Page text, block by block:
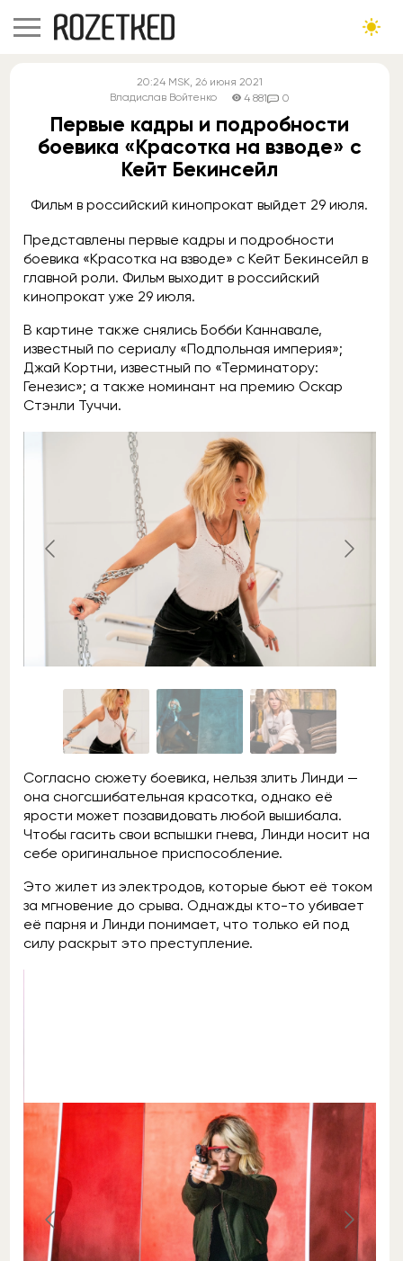
20:24 MSK, 26 июня 2021
Владислав Войтенко
4 881 0
Первые кадры и подробности
боевика «Красотка на взводе» с
Кейт Бекинсейл
Фильм в российский кинопрокат выйдет 29 июля.
Представлены первые кадры и подробности
боевика «Красотка на взводе» с Кейт Бекинсейл в
главной роли. Фильм выходит в российский
кинопрокат уже 29 июля.
В картине также снялись Бобби Каннавале,
известный по сериалу «Подпольная империя»;
Джай Кортни, известный по «Терминатору:
Генезис»; а также номинант на премию Оскар
Стэнли Туччи.
Согласно сюжету боевика, нельзя злить Линди —
она сногсшибательная красотка, однако её
ярости может позавидовать любой вышибала.
Чтобы гасить свои вспышки гнева, Линди носит на
себе оригинальное приспособление.
Это жилет из электродов, которые бьют её током
за мгновение до срыва. Однажды кто-то убивает
её парня и Линди понимает, что только ей под
силу раскрыт это преступление.